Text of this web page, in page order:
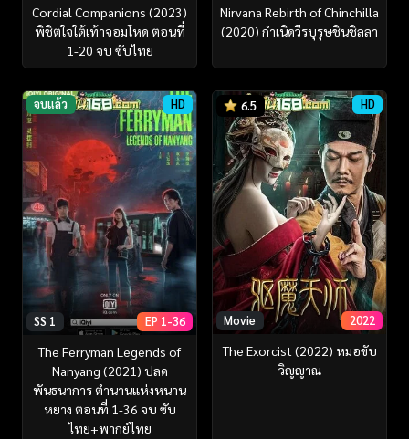
Cordial Companions (2023)
พิชิตใจใต้เท้าจอมโหด ตอนที่
1-20 จบ ซับไทย
Nirvana Rebirth of Chinchilla
(2020) กำเนิดวีรบุรุษชินชิลลา
จบแล้ว HD
SS 1 EP 1-36
The Ferryman Legends of
Nanyang (2021) ปลด
พันธนาการ ตำนานแห่งหนาน
หยาง ตอนที่ 1-36 จบ ซับ
ไทย+พากย์ไทย
6.5 HD
Movie 2022
The Exorcist (2022) หมอขับ
วิญญาณ